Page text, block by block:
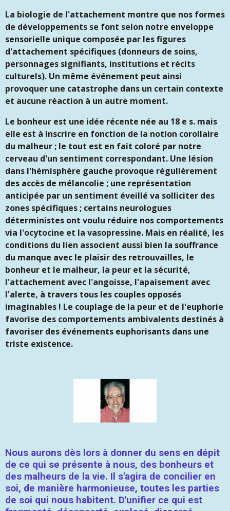
La biologie de l'attachement montre que nos formes
de développements se font selon notre enveloppe
sensorielle unique composée par les figures
d'attachement spécifiques (donneurs de soins,
personnages signifiants, institutions et récits
culturels). Un même événement peut ainsi
provoquer une catastrophe dans un certain contexte
et aucune réaction à un autre moment.
Le bonheur est une idée récente née au 18 e s. mais
elle est à inscrire en fonction de la notion corollaire
du malheur ; le tout est en fait coloré par notre
cerveau d'un sentiment correspondant. Une lésion
dans l'hémisphère gauche provoque régulièrement
des accès de mélancolie ; une représentation
anticipée par un sentiment éveillé va solliciter des
zones spécifiques ; certains neurologues
déterministes ont voulu réduire nos comportements
via l'ocytocine et la vasopressine. Mais en réalité, les
conditions du lien associent aussi bien la souffrance
du manque avec le plaisir des retrouvailles, le
bonheur et le malheur, la peur et la sécurité,
l'attachement avec l'angoisse, l'apaisement avec
l'alerte, à travers tous les couples opposés
imaginables ! Le couplage de la peur et de l'euphorie
favorise des comportements ambivalents destinés à
favoriser des événements euphorisants dans une
triste existence.
Nous aurons dès lors à donner du sens en dépit
de ce qui se présente à nous, des bonheurs et
des malheurs de la vie. Il s'agira de concilier en
soi, de manière harmonieuse, toutes les parties
de soi qui nous habitent. D'unifier ce qui est